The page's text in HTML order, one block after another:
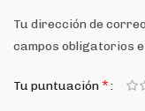
Tu dirección de
campos obligatorios
Tu puntuación*